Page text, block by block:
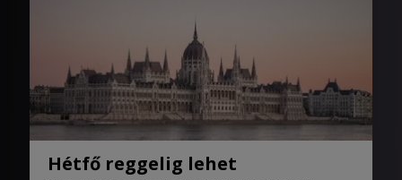
Hétfő reggelig lehet